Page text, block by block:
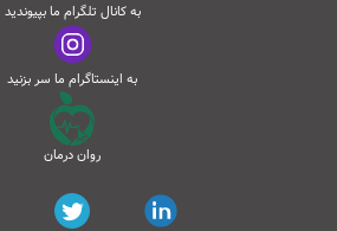
به کانال تلگرام ما بپیوندید
به اینستاگرام ما سر بزنید
روان درمان